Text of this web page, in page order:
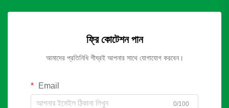
ফ্রি কোটেশন পান
আমাদের প্রতিনিধি শীঘ্রই আপনার সাথে যোগাযোগ করবেন।
Email
0/100